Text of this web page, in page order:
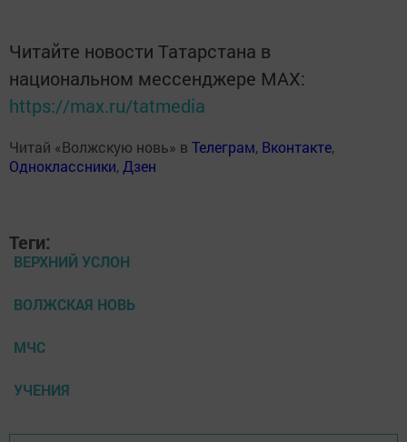
Читайте новости Татарстана в
национальном мессенджере MАХ:
https://max.ru/tatmedia
Читай «Волжскую новь» в Телеграм, Вконтакте,
Одноклассники, Дзен
Теги:
ВЕРХНИЙ УСЛОН
ВОЛЖСКАЯ НОВЬ
МЧС
УЧЕНИЯ